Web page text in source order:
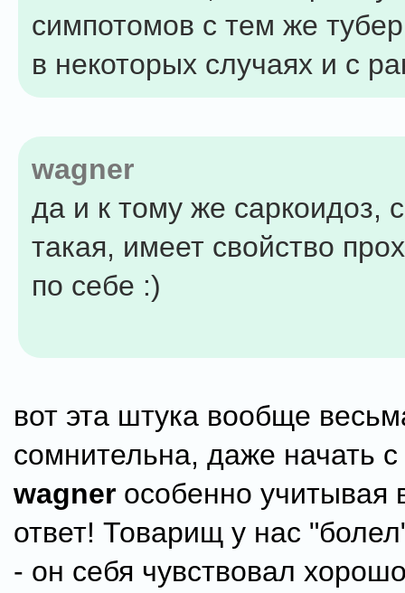
симпотомов с тем же
в некоторых случаях и с
wagner
да и к тому же саркоидоз,
такая, имеет свойство
по себе :)
вот эта штука вообще
сомнительна, даже начать с
wagner особенно учитывая
ответ! Товарищ у нас
- он себя чувствовал